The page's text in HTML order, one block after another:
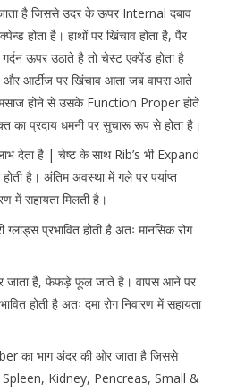
है जिससे उदर के ऊपर Internal दबाव
होता है। हाथों पर खिंचाव होता है, पैर
ऊपर उठाते है तो चेस्ट एक्पेंड होता है
आर्टीज पर खिंचाव आता जब वापस आते
होने से उसके Function Proper होते
का प्रदाय धमनी पर सुचारू रूप से होता है।
देता है | चेष्ट के साथ Rib’s भी Expand
है। अंतिम अवस्था में गले पर पर्याप्त
में सहायता मिलती है।
प्रभावित होती है अतः मानसिक रोग
जाता है, फेफड़े फूल जाते है। वापस आने पर
होती है अतः दमा रोग निवारण में सहायता
का भाग अंदर की ओर जाता है जिससे
Kidney, Pencreas, Small &